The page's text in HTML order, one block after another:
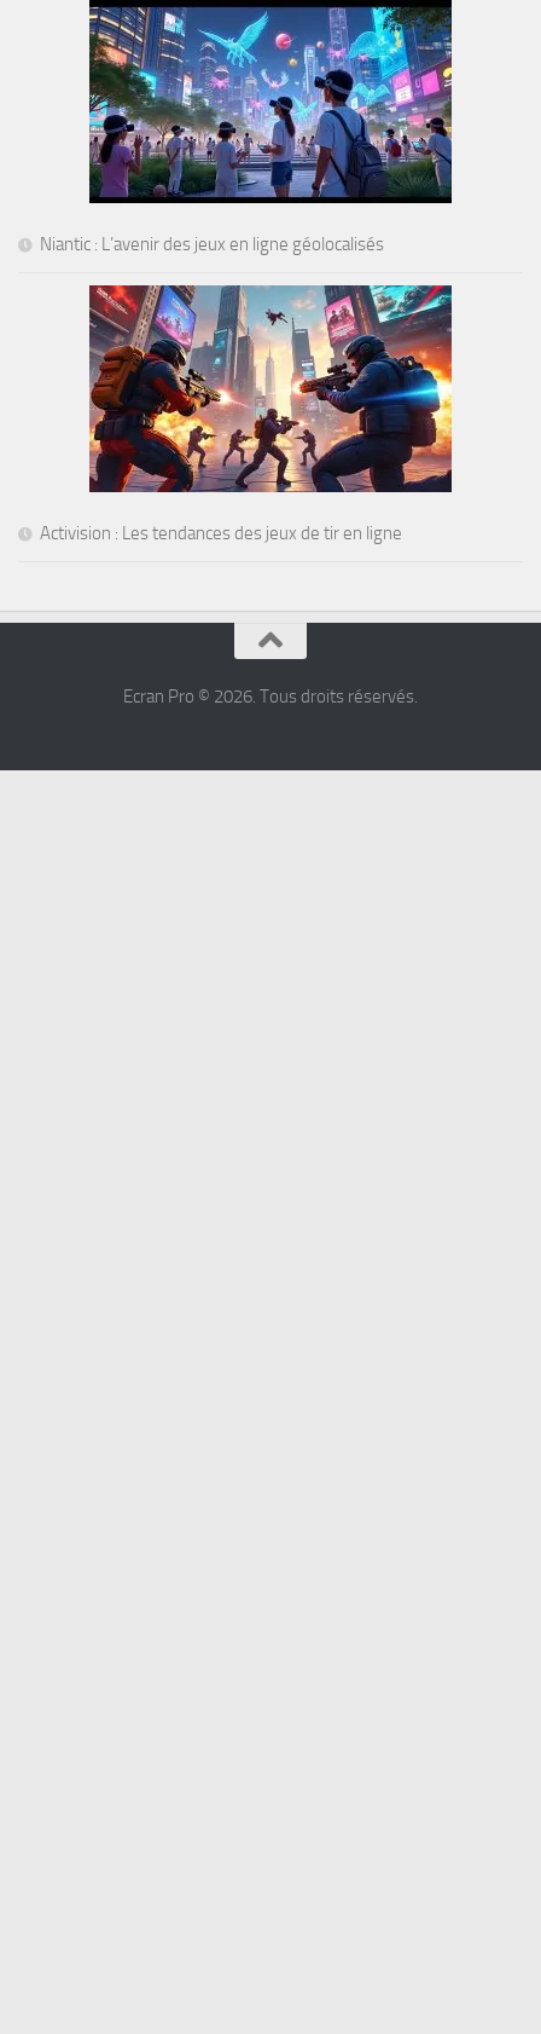
Niantic : L’avenir des jeux en ligne géolocalisés
Activision : Les tendances des jeux de tir en ligne
Ecran Pro © 2026. Tous droits réservés.